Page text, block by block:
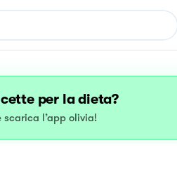
per la dieta?
l’app olivia!